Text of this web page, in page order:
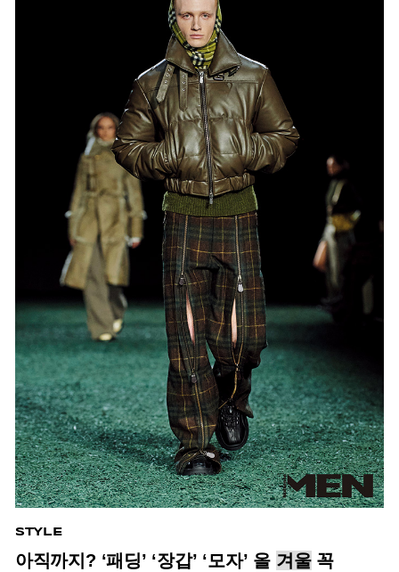
STYLE
아직까지? ‘패딩’ ‘장갑’ ‘모자’ 올 겨울꼭